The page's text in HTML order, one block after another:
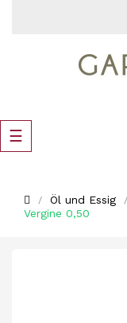
Umschalten
der
☰
Öl und Essig
Vergine 0,50